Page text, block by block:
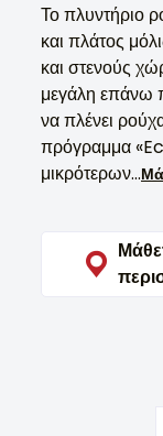
Το πλυντήριο
και πλάτος
και στενούς
μεγάλη επάνω
να πλένει
πρόγραμμα
μικρότερων...